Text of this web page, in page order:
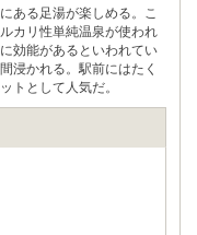
ある足湯が楽しめる。こ
カリ性単純温泉が使われ
効能があるといわれてい
浸かれる。駅前にはたく
トとして人気だ。